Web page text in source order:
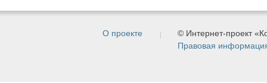
О проекте
© Интернет-проект
Правовая